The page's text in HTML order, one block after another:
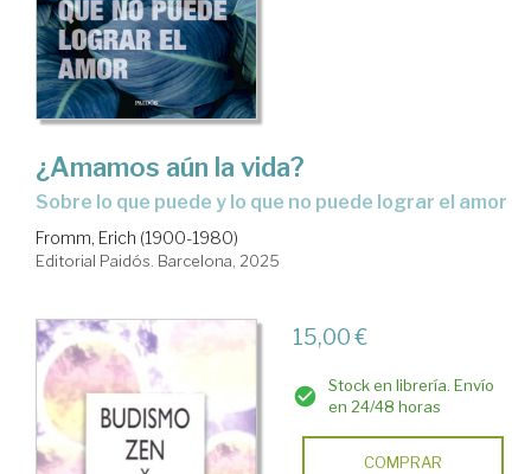
¿Amamos aún la vida?
Sobre lo que puede y lo que no puede lograr el amor
Fromm, Erich (1900-1980)
Editorial Paidós. Barcelona, 2025
15,00 €
Stock en librería. Envío
en 24/48 horas
COMPRAR